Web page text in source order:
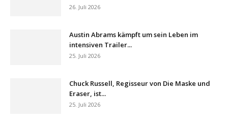
26. Juli 2026
Austin Abrams kämpft um sein Leben im
intensiven Trailer...
25. Juli 2026
Chuck Russell, Regisseur von Die Maske und
Eraser, ist...
25. Juli 2026